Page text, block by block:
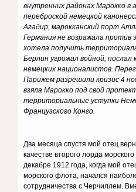
внутренних районах Марокко в
переброской немецкой
Агадир, марокканский порт
Германия не возражала против
хотела получить
Берлин угрожал войной, послал
немецких националистов.
Парижем разрешили кризис 4
взяла Марокко под свой
территориальные уступки
Французского Конго.
Два месяца спустя мой отец
качестве второго лорда
декабре 1912 года, когда мой
морского флота, начался
сотрудничества с Черчиллем.